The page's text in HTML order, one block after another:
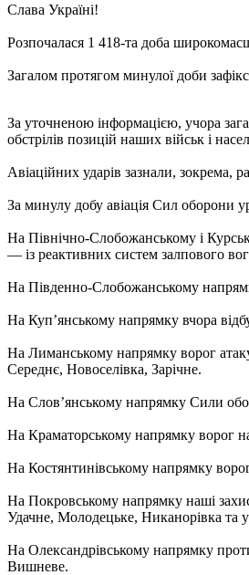
Слава Україні!
Розпочалася 1 418-та доба
Загалом протягом минулої доби
За уточненою інформацією, учора
обстрілів позицій наших військ і
Авіаційних ударів зазнали, зокрема,
За минулу добу авіація Сил оборони
На Північно-Слобожанському і
— із реактивних систем залпового
На Південно-Слобожанському
На Куп’янському напрямку вчора
На Лиманському напрямку ворог
Середнє, Новоселівка, Зарічне.
На Слов’янському напрямку Сили
На Краматорському напрямку ворог
На Костянтинівському напрямку
На Покровському напрямку наші
Удачне, Молодецьке, Никанорівка та
На Олександрівському напрямку
Вишневе.